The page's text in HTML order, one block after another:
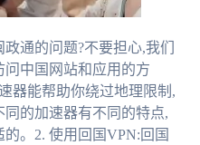
通的问题?不要担心,我们
中国网站和应用的方
器能帮助你绕过地理限制,
的加速器有不同的特点,
。2. 使用回国VPN:回国